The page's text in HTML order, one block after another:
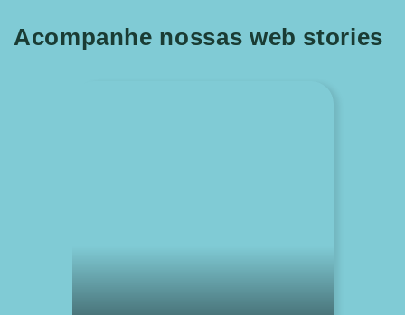
Acompanhe nossas web stories